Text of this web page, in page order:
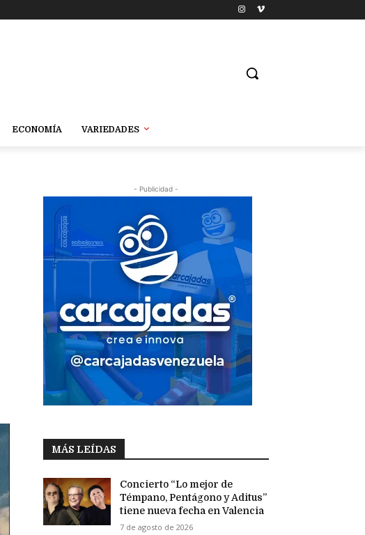
ECONOMÍA VARIEDADES
- Publicidad -
MÁS LEÍDAS
Concierto “Lo mejor de
Témpano, Pentágono y Aditus”
tiene nueva fecha en Valencia
7 de agosto de 2026